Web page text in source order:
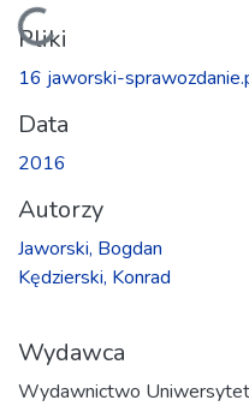
Ładowanie...
Pliki
16 jaworski-
Data
2016
Autorzy
Jaworski, Bogdan
Kędzierski, Konrad
Wydawca
Wydawnictwo